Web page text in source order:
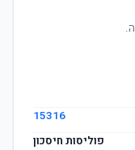
15316
פוליסות חיסכון